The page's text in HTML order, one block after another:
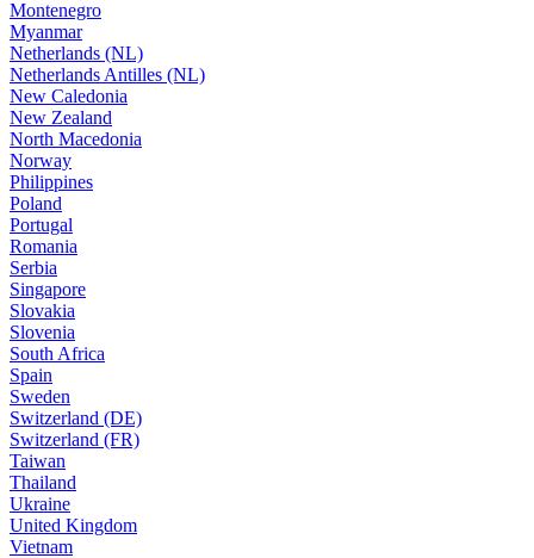
Montenegro
Myanmar
Netherlands (NL)
Netherlands Antilles (NL)
New Caledonia
New Zealand
North Macedonia
Norway
Philippines
Poland
Portugal
Romania
Serbia
Singapore
Slovakia
Slovenia
South Africa
Spain
Sweden
Switzerland (DE)
Switzerland (FR)
Taiwan
Thailand
Ukraine
United Kingdom
Vietnam